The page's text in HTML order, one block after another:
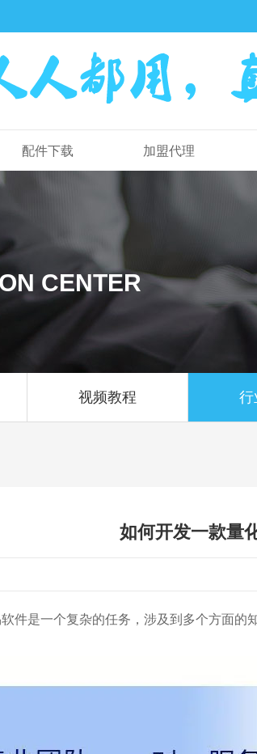
配件下载 加盟代理
CENTER
视频教程 行
如何开发一款量
件是一个复杂的任务，涉及到多个方面